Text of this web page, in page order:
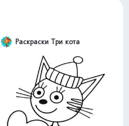
Раскраски Три кота